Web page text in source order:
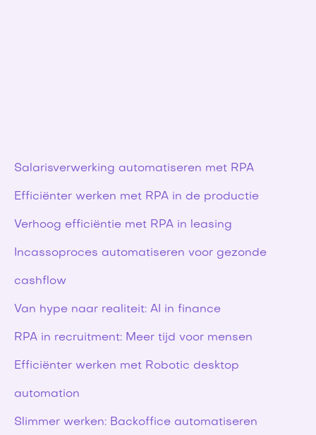
Salarisverwerking automatiseren met RPA
Efficiënter werken met RPA in de productie
Verhoog efficiëntie met RPA in leasing
Incassoproces automatiseren voor gezonde
cashflow
Van hype naar realiteit: AI in finance
RPA in recruitment: Meer tijd voor mensen
Efficiënter werken met Robotic desktop
automation
Slimmer werken: Backoffice automatiseren